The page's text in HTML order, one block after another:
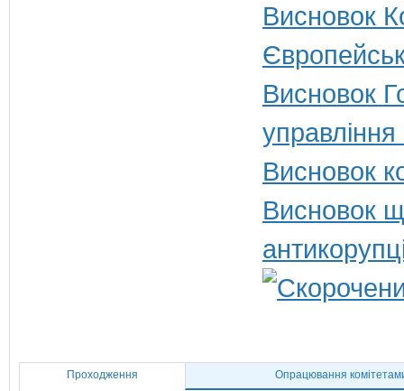
Висновок
Висновок
Висновок
Висновок
Проходження Опрацювання